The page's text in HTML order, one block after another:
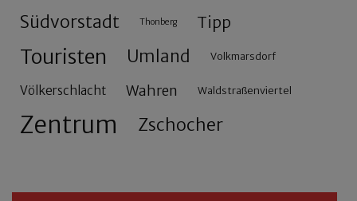
Südvorstadt Thonberg Tipp
Touristen Umland Volkmarsdorf
Völkerschlacht Wahren Waldstraßenviertel
Zentrum Zschocher